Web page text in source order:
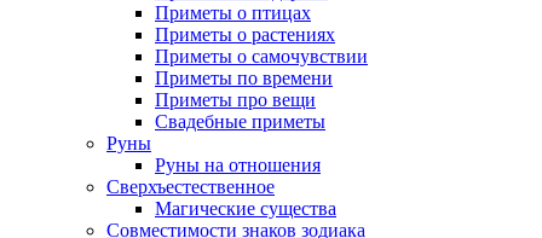
Приметы о птицах
Приметы о растениях
Приметы о самочувствии
Приметы по времени
Приметы про вещи
Свадебные приметы
Руны
Руны на отношения
Сверхъестественное
Магические существа
Совместимости знаков зодиака